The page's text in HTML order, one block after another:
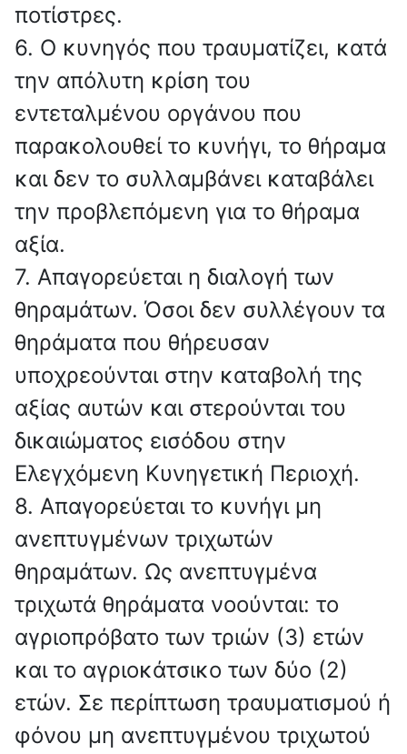
ποτίστρες.
6. Ο κυνηγός που τραυματίζει, κατά
την απόλυτη κρίση του
εντεταλμένου οργάνου που
παρακολουθεί το κυνήγι, το θήραμα
και δεν το συλλαμβάνει καταβάλει
την προβλεπόμενη για το θήραμα
αξία.
7. Απαγορεύεται η διαλογή των
θηραμάτων. Όσοι δεν συλλέγουν τα
θηράματα που θήρευσαν
υποχρεούνται στην καταβολή της
αξίας αυτών και στερούνται του
δικαιώματος εισόδου στην
Ελεγχόμενη Κυνηγετική Περιοχή.
8. Απαγορεύεται το κυνήγι μη
ανεπτυγμένων τριχωτών
θηραμάτων. Ως ανεπτυγμένα
τριχωτά θηράματα νοούνται: το
αγριοπρόβατο των τριών (3) ετών
και το αγριοκάτσικο των δύο (2)
ετών. Σε περίπτωση τραυματισμού ή
φόνου μη ανεπτυγμένου τριχωτού